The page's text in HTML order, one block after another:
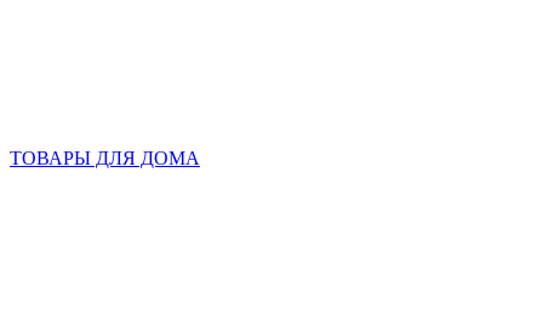
ТОВАРЫ ДЛЯ ДОМА